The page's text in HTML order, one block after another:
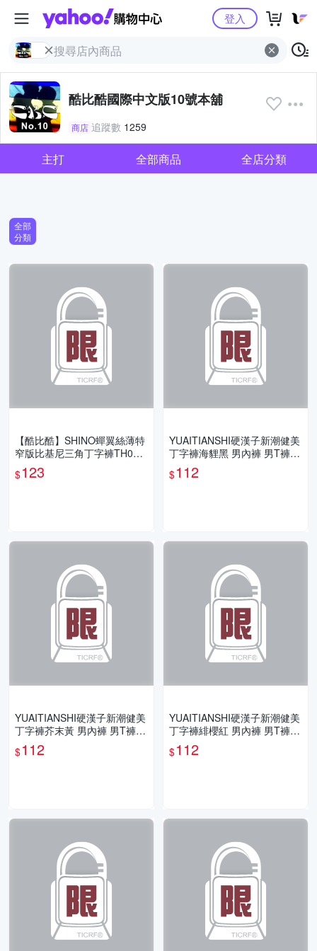
Yahoo購物中心
登入
酷比酷國際中文版10號本舖
商店 追蹤數 1259
主打 全部商品 全店分類
全部
分類
【酷比酷】SHINO蟬翼絲薄特
窄版比基尼三角丁字褲TH000
$123
YUAITIANSHI硬漢子新潮健美
丁字褲海貍黑 男內褲 男T褲
男丁字褲 性感舒適 TH0115
$112
YUAITIANSHI硬漢子新潮健美
丁字褲芥末黃 男內褲 男T褲
男丁字褲 性感舒適 TH0114
$112
YUAITIANSHI硬漢子新潮健美
丁字褲緋櫻紅 男內褲 男T褲
男丁字褲 性感舒適 TH0113
$112